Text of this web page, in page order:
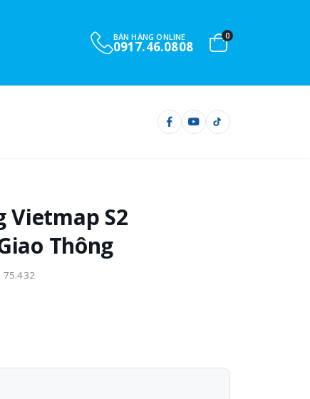
BÁN HÀNG ONLINE
0901.732.999
0
Vietmap S2
Thông